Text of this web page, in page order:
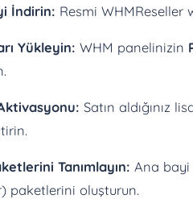
İndirin: Resmi WHMReseller
Yükleyin: WHM panelinizin
Satın aldığınız
Tanımlayın: Ana bayi
paketlerini oluşturun.